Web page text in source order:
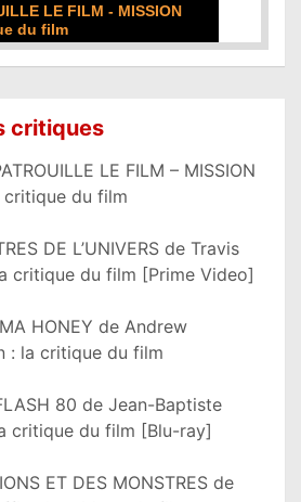
FRANÇAISE : la critique du
critiques
LE FILM – MISSION
critique du film
DE L’UNIVERS de Travis
critique du film [Prime Video]
HONEY de Andrew
: la critique du film
80 de Jean-Baptiste
critique du film [Blu-ray]
ET DES MONSTRES de